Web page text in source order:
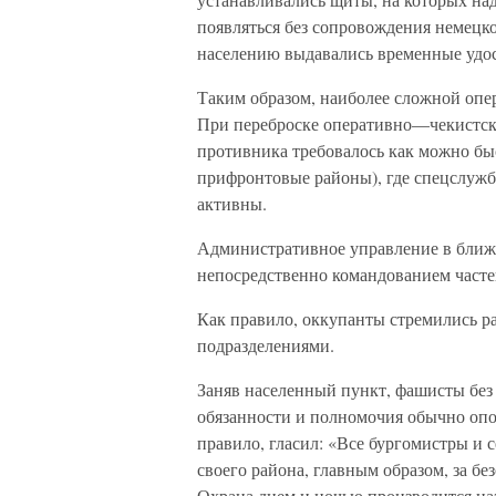
появляться без сопровождения
населению выдавались временные
Таким образом, наиболее сложной
При переброске
противника требовалось как можно
прифронтовые районы), где
активны.
Административное управление в
непосредственно командованием
Как правило, оккупанты стремились
подразделениями.
Заняв населенный пункт, фашисты
обязанности и полномочия обычно
правило, гласил: «Все бургомистры и
своего района, главным образом, за